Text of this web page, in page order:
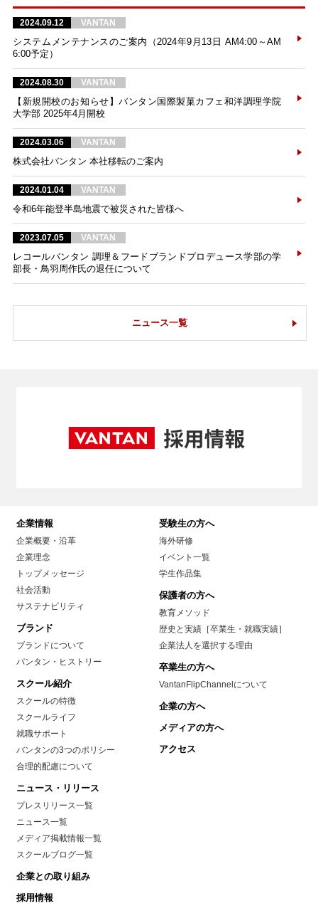
2024.09.12 VANTAN
システムメンテナンスのご案内（2024年9月13日 AM4:00～AM
6:00予定）
2024.08.30 VANTAN
【新規開校のお知らせ】バンタン国際製菓カフェ和洋調理学院
大学部 2025年4月開校
2024.03.06 VANTAN
株式会社バンタン 本社移転のご案内
2024.01.04 VANTAN
令和6年能登半島地震で被災された皆様へ
2023.07.05 VANTAN
レコールバンタン 調理＆フードブランドプロデュース学部の学
部長・鳥羽周作氏の退任について
ニュース一覧
企業情報
企業概要・沿革
企業理念
トップメッセージ
社会活動
サステナビリティ
ブランド
ブランドについて
バンタン・ヒストリー
スクール紹介
スクールの特徴
スクールライフ
就職サポート
バンタンの3つのポリシー
合理的配慮について
ニュース・リリース
プレスリリース一覧
ニュース一覧
メディア掲載情報一覧
スクールブログ一覧
企業との取り組み
採用情報
受験生の方へ
海外研修
イベント一覧
学生作品集
保護者の方へ
教育メソッド
歴史と実績［卒業生・就職実績］
企業法人を選択する理由
卒業生の方へ
VantanFlipChannelについて
企業の方へ
メディアの方へ
アクセス